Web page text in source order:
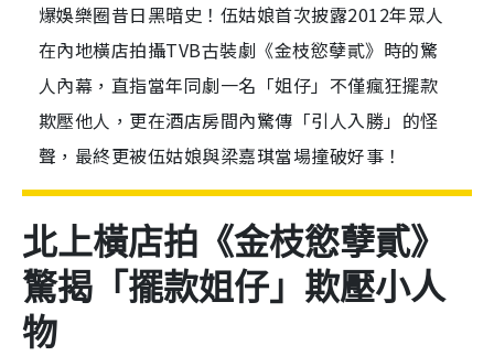
爆娛樂圈昔日黑暗史！伍姑娘首次披露2012年眾人
在內地橫店拍攝TVB古裝劇《金枝慾孽貳》時的驚
人內幕，直指當年同劇一名「姐仔」不僅瘋狂擺款
欺壓他人，更在酒店房間內驚傳「引人入勝」的怪
聲，最終更被伍姑娘與梁嘉琪當場撞破好事！
北上橫店拍《金枝慾孽貳》
驚揭「擺款姐仔」欺壓小人
物